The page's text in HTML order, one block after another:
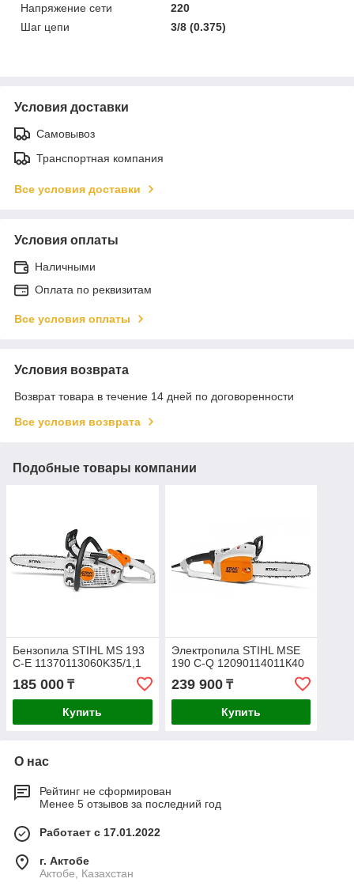
Напряжение сети
220
Шаг цепи
3/8 (0.375)
Условия доставки
Самовывоз
Транспортная компания
Все условия доставки
Условия оплаты
Наличными
Оплата по реквизитам
Все условия оплаты
Условия возврата
Возврат товара в течение 14 дней по договоренности
Все условия возврата
Подобные товары компании
Бензопила STIHL MS 193
C-E 11370113060K35/1,1
185 000 ₸
Купить
Электропила STIHL MSE
190 C-Q 12090114011К40
239 900₸
Купить
О нас
Рейтинг не сформирован
Менее 5 отзывов за последний год
Работает с 17.01.2022
г. Актобе
Актобе, Казахстан